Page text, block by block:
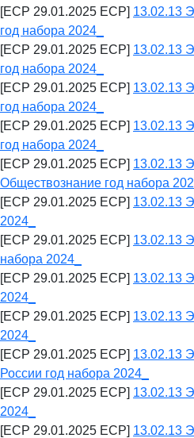
[ECP 29.01.2025 ECP] 13.02.13
год набора 2024_
[ECP 29.01.2025 ECP] 13.02.13
год набора 2024_
[ECP 29.01.2025 ECP] 13.02.13
год набора 2024_
[ECP 29.01.2025 ECP] 13.02.13
год набора 2024_
[ECP 29.01.2025 ECP] 13.02.13
Обществознание год набора
[ECP 29.01.2025 ECP] 13.02.13
2024_
[ECP 29.01.2025 ECP] 13.02.13
набора 2024_
[ECP 29.01.2025 ECP] 13.02.13
2024_
[ECP 29.01.2025 ECP] 13.02.13
2024_
[ECP 29.01.2025 ECP] 13.02.13
России год набора 2024_
[ECP 29.01.2025 ECP] 13.02.13
2024_
[ECP 29.01.2025 ECP] 13.02.13